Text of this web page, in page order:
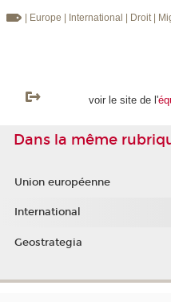
| Europe | International | Droit |
voir le site de l'
Dans la même
Union européenne
International
Geostrategia